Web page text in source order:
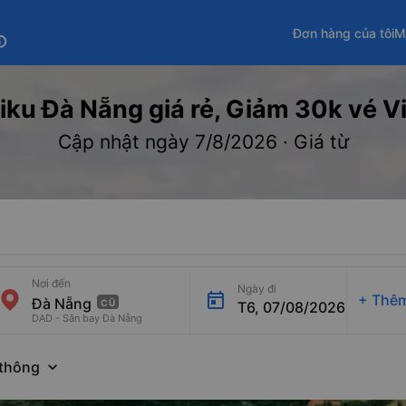
Đơn hàng của tôi
Đà Nẵng giá rẻ, Giảm 30k vé
Cập nhật ngày 7/8/2026 · Giá từ
CŨ
Nơi đến
DAD - Sân bay Đà Nẵng
Ngày đi
T6, 07/08/2026 +